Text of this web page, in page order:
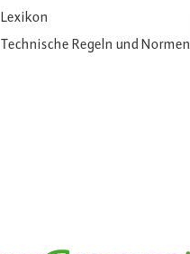
Lexikon
Technische Regeln und Normen